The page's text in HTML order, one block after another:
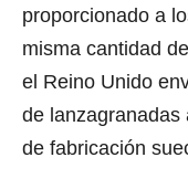
proporcionado a
misma cantidad
el Reino Unido
de lanzagranadas
de fabricación